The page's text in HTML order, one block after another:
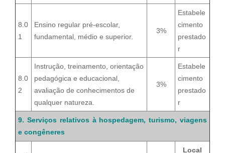
8.0
1
Ensino regular pré-escolar,
fundamental, médio e superior.
3%
Estabele
cimento
prestado
r
8.0
2
Instrução, treinamento, orientação
pedagógica e educacional,
avaliação de conhecimentos de
qualquer natureza.
3%
Estabele
cimento
prestado
r
9. Serviços relativos à hospedagem, turismo, viagens
e congêneres
Local